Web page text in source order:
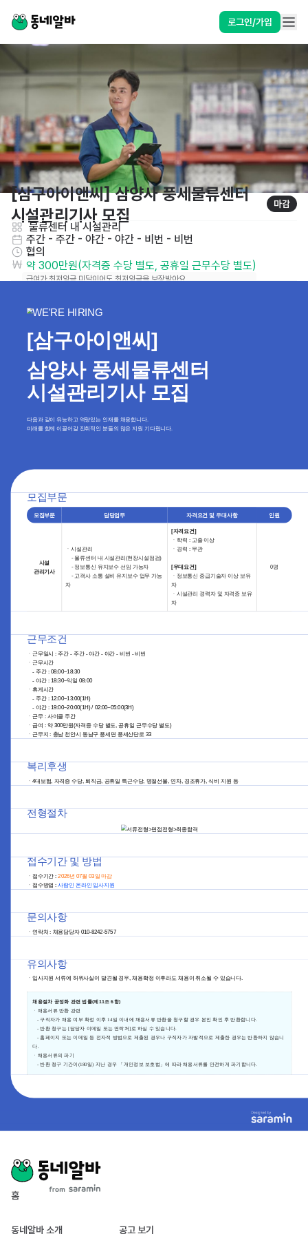
로그인/가입
[삼구아이앤씨] 삼양사 풍세물류센터
시설관리기사 모집
마감
물류센터 내 시설관리
주간 - 주간 - 야간 - 야간 - 비번 - 비번
협의
약 300만원(자격증 수당 별도, 공휴일 근무수당 별도)
급여가 최저임금 미달이어도 최저임금을 보장받아요
홈
동네알바 소개 공고 보기